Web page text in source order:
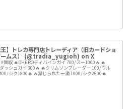
王】トレカ専門店トレーディア（旧カードショ
ームス） (@tradia_yugioh) on X
買取 🔥DHEROディバインガイ 700/スー1000🔥 🔥
ッシュガイ 300🔥 🔥クリムゾンブレーダー 100/ウル
シク1800🔥 🔥禁じられた一滴 1000/シク2600🔥